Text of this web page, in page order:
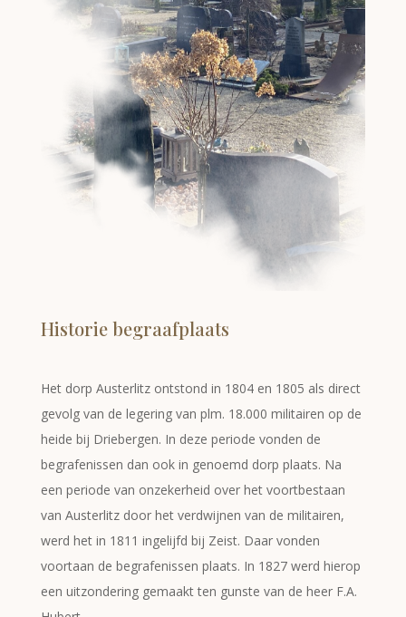
Historie begraafplaats
Het dorp Austerlitz ontstond in 1804 en 1805 als direct
gevolg van de legering van plm. 18.000 militairen op de
heide bij Driebergen. In deze periode vonden de
begrafenissen dan ook in genoemd dorp plaats. Na
een periode van onzekerheid over het voortbestaan
van Austerlitz door het verdwijnen van de militairen,
werd het in 1811 ingelijfd bij Zeist. Daar vonden
voortaan de begrafenissen plaats. In 1827 werd hierop
een uitzondering gemaakt ten gunste van de heer F.A.